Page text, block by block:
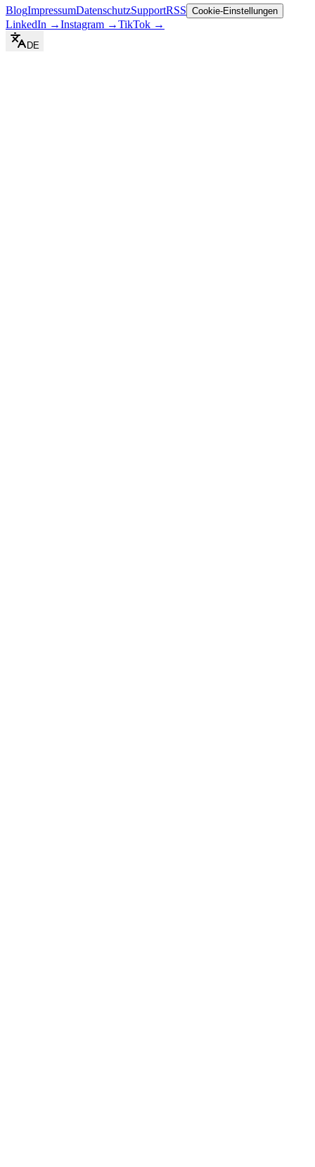
BlogImpressumDatenschutzSupportRSS Cookie-Einstellungen
LinkedIn →Instagram →TikTok →
DE